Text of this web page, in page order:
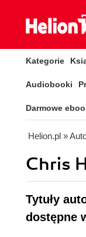
Kategorie
Audiobooki
Darmowe
Helion.pl »
Chris
Tytuły
dostępne